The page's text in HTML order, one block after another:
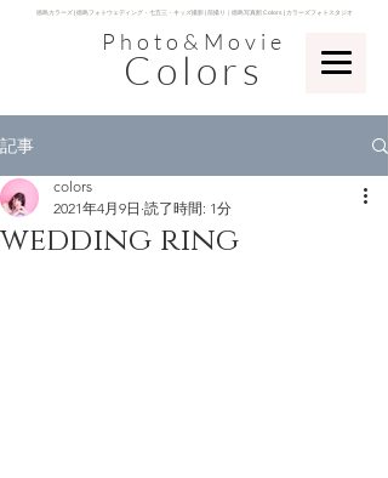
Photo&Movie
Colors
​徳島カラーズ | 徳島フォトウェディング・七五三・キッズ撮影 | 前撮り｜徳島写真館 Colors | カラーズフォトスタジオ
記事
wedding ring
colors
2021年4月9日 読了時間: 1分